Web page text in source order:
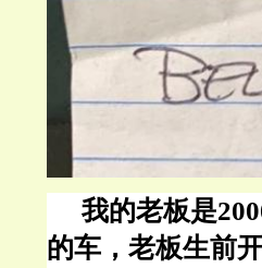
我的老板是
的车，老板生前